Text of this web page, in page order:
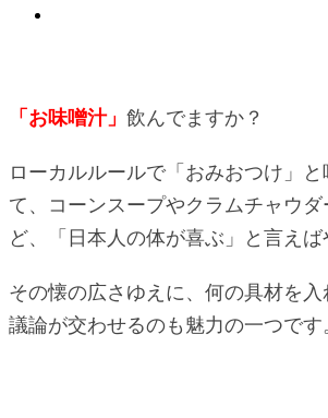
「お味噌汁」 飲んでますか？
ローカルルールで「おみおつけ」
て、コーンスープやクラムチャウ
ど、「日本人の体が喜ぶ」と言えば
その懐の広さゆえに、何の具材を
議論が交わせるのも魅力の一つです